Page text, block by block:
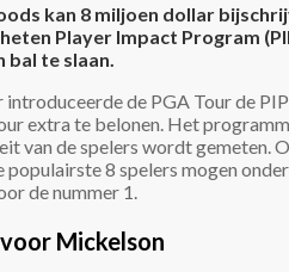
kan 8 miljoen dollar
Player Impact Program
bal te slaan.
introduceerde de PGA Tour de
extra te belonen. Het
van de spelers wordt gemeten.
populairste 8 spelers mogen
de nummer 1.
Mickelson